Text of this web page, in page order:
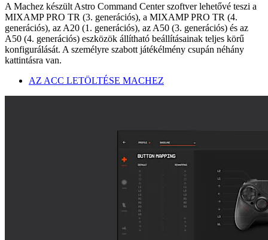
A Machez készült Astro Command Center szoftver lehetővé teszi a
MIXAMP PRO TR (3. generációs), a MIXAMP PRO TR (4.
generációs), az A20 (1. generációs), az A50 (3. generációs) és az
A50 (4. generációs) eszközök állítható beállításainak teljes körű
konfigurálását. A személyre szabott játékélmény csupán néhány
kattintásra van.
AZ ACC LETÖLTÉSE MACHEZ